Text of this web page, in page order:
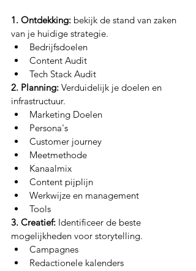
1. Ontdekking: bekijk de stand van zaken
van je huidige strategie.
Bedrijfsdoelen
Content Audit
Tech Stack Audit
2. Planning: Verduidelijk je doelen en
infrastructuur.
Marketing Doelen
Persona's
Customer journey
Meetmethode
Kanaalmix
Content pijplijn
Werkwijze en management
Tools
3. Creatief: Identificeer de beste
mogelijkheden voor storytelling.
Campagnes
Redactionele kalenders